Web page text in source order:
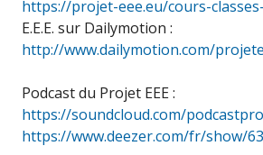
https://projet-eee.eu/cours-
E.E.E. sur Dailymotion :
http://www.dailymotion.com/
Podcast du Projet EEE :
https://soundcloud.com/
https://www.deezer.com/fr/show/